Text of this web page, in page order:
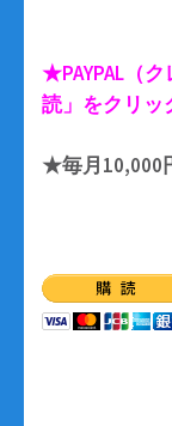
★PAYPAL（
読」をクリッ
★毎月10,000